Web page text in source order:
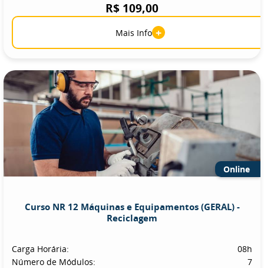
R$ 109,00
Mais Info +
Online
Curso NR 12 Máquinas e Equipamentos (GERAL) -
Reciclagem
Carga Horária:
08h
Número de Módulos:
7